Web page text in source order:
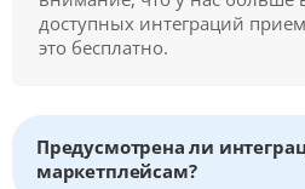
доступных интеграций
это бесплатно.
Предусмотрена ли
маркетплейсам?